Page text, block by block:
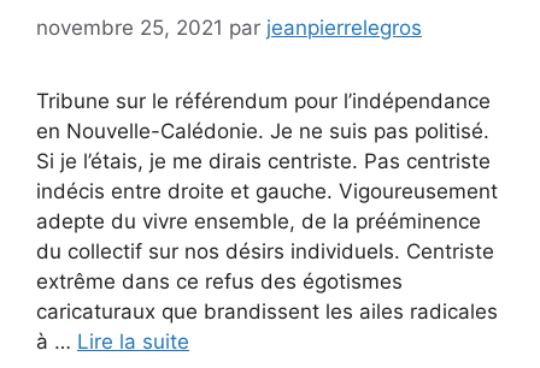
novembre 25, 2021 par jeanpierrelegros
Tribune sur le référendum pour l’indépendance
en Nouvelle-Calédonie. Je ne suis pas politisé.
Si je l’étais, je me dirais centriste. Pas centriste
indécis entre droite et gauche. Vigoureusement
adepte du vivre ensemble, de la prééminence
du collectif sur nos désirs individuels. Centriste
extrême dans ce refus des égotismes
caricaturaux que brandissent les ailes radicales
à … Lire la suite